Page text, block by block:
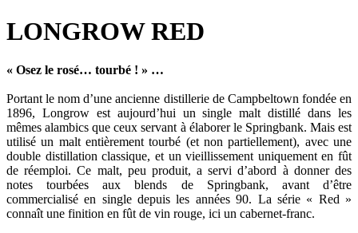
LONGROW RED
« Osez le rosé… tourbé ! » …
Portant le nom d’une ancienne distillerie de Campbeltown fondée en
1896, Longrow est aujourd’hui un single malt distillé dans les
mêmes alambics que ceux servant à élaborer le Springbank. Mais est
utilisé un malt entièrement tourbé (et non partiellement), avec une
double distillation classique, et un vieillissement uniquement en fût
de réemploi. Ce malt, peu produit, a servi d’abord à donner des
notes tourbées aux blends de Springbank, avant d’être
commercialisé en single depuis les années 90. La série « Red »
connaît une finition en fût de vin rouge, ici un cabernet-franc.